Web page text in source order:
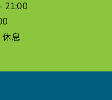
21:00
休息